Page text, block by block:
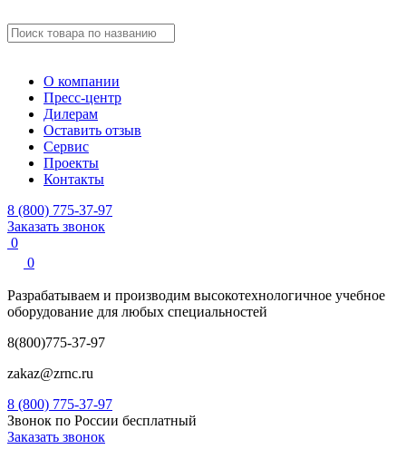
О компании
Пресс-центр
Дилерам
Оставить отзыв
Сервис
Проекты
Контакты
8 (800) 775-37-97
Заказать звонок
0
0
Разрабатываем и производим высокотехнологичное учебное
оборудование для любых специальностей
8(800)775-37-97
zakaz@zrnc.ru
8 (800) 775-37-97
Звонок по России бесплатный
Заказать звонок